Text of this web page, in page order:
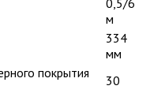
м
334
мм
покрытия
30